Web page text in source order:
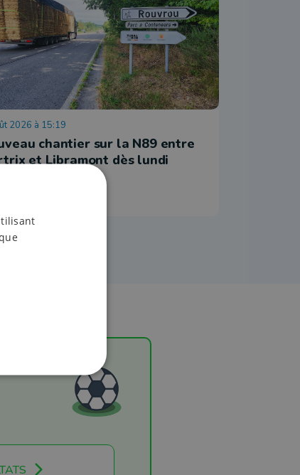
2026 à 15:19
chantier sur la N89 entre
et Libramont dès lundi